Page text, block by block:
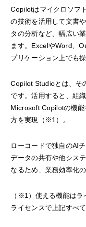
Copilotはマイクロソフ
の技術を活用して文書
タの分析など、幅広い
ます。ExcelやWord、
プリケーション上でも操
Copilot Studioとは、そ
です。活用すると、組
Microsoft Copilotの機
方を実現（※1）。
ローコードで独自のAI
データの共有や他シス
なるため、業務効率化
（※1）使える機能は
ライセンスで上記すべ